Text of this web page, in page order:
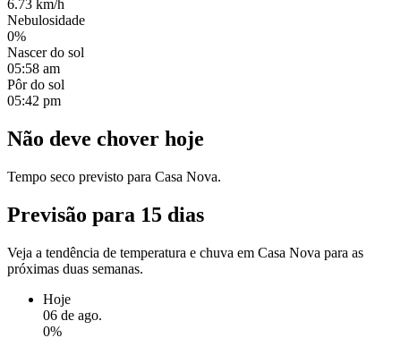
6.73 km/h
Nebulosidade
0%
Nascer do sol
05:58 am
Pôr do sol
05:42 pm
Não deve chover hoje
Tempo seco previsto para Casa Nova.
Previsão para 15 dias
Veja a tendência de temperatura e chuva em Casa Nova para as
próximas duas semanas.
Hoje
06 de ago.
0%